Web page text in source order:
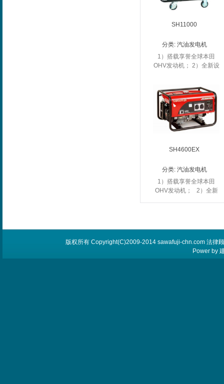
SH11000
分类: 汽油发电机
1）搭载享誉全球本田
OHV发动机； 2）全新设
固安全的框架型防震设
计；...
SH4600EX
分类: 汽油发电机
1）搭载享誉全球本田
OHV发动机； 2）全新
版权所有 Copyright(C)2009-2014 sawafuji-chn.com 法律
Power by